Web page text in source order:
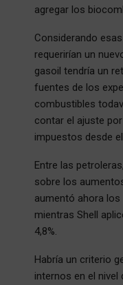
agregar los
Considerando
requerirían un
gasoil tendría un
fuentes de los
combustibles
contar el ajuste
impuestos desde
Entre las
sobre los
aumentó ahora los
mientras Shell
4,8%.
Habría un criterio
internos en el nivel